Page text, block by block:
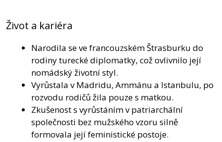
Život a kariéra
Narodila se ve francouzském Štrasburku do
rodiny turecké diplomatky, což ovlivnilo její
nomádský životní styl.
Vyrůstala v Madridu, Ammánu a Istanbulu, po
rozvodu rodičů žila pouze s matkou.
Zkušenost s vyrůstáním v patriarchální
společnosti bez mužského vzoru silně
formovala její feministické postoje.